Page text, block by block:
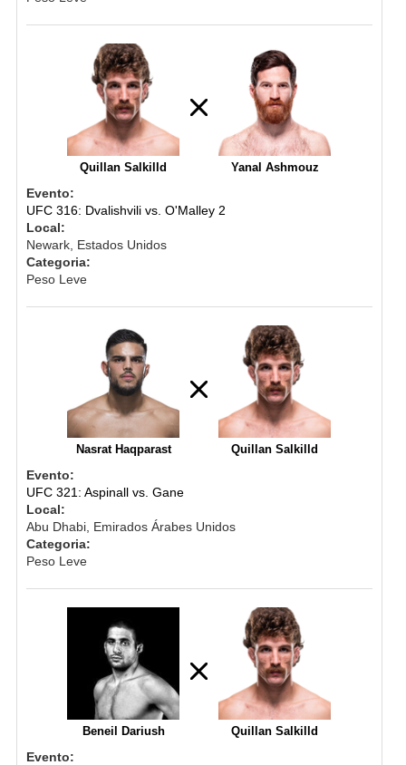
Quillan Salkilld Yanal Ashmouz
Evento:
UFC 316: Dvalishvili vs. O'Malley 2
Local:
Newark, Estados Unidos
Categoria:
Peso Leve
Nasrat Haqparast Quillan Salkilld
Evento:
UFC 321: Aspinall vs. Gane
Local:
Abu Dhabi, Emirados Árabes Unidos
Categoria:
Peso Leve
Beneil Dariush Quillan Salkilld
Evento: